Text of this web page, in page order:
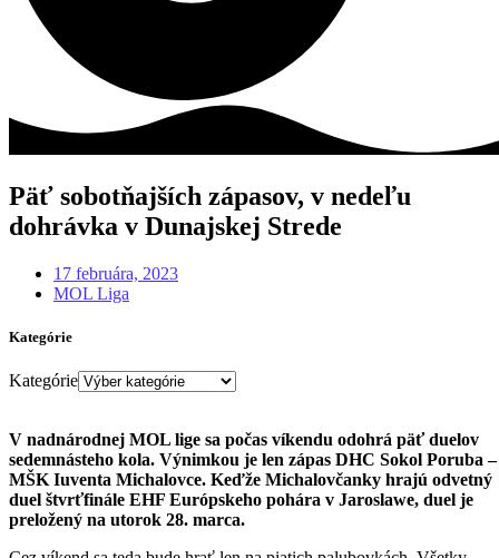
Päť sobotňajších zápasov, v nedeľu
dohrávka v Dunajskej Strede
17 februára, 2023
MOL Liga
Kategórie
Kategórie
V nadnárodnej MOL lige sa počas víkendu odohrá päť duelov
sedemnásteho kola. Výnimkou je len zápas DHC Sokol Poruba –
MŠK Iuventa Michalovce. Keďže Michalovčanky hrajú odvetný
duel štvrťfinále EHF Európskeho pohára v Jaroslawe, duel je
preložený na utorok 28. marca.